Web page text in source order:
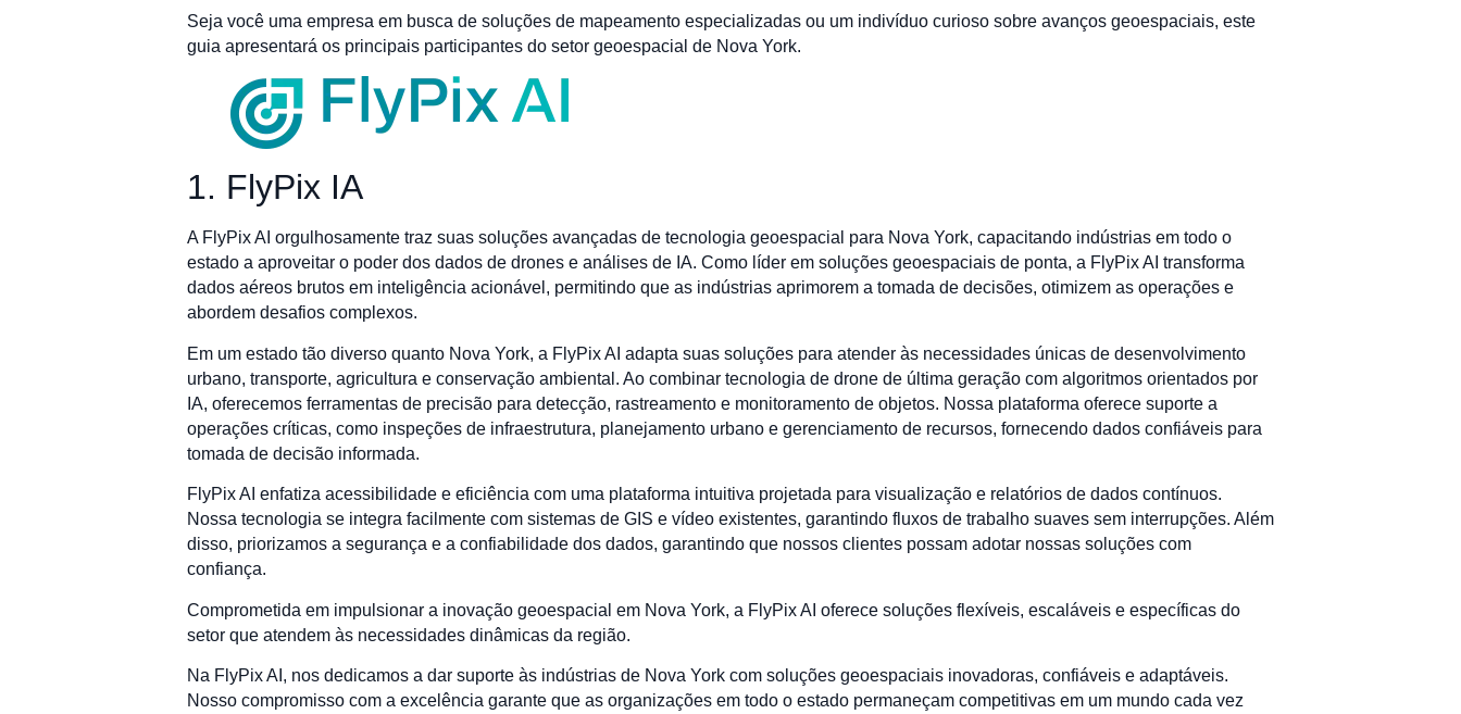
Seja você uma empresa em busca de soluções de mapeamento especializadas ou um indivíduo curioso sobre avanços geoespaciais, este
guia apresentará os principais participantes do setor geoespacial de Nova York.
1. FlyPix IA
A FlyPix AI orgulhosamente traz suas soluções avançadas de tecnologia geoespacial para Nova York, capacitando indústrias em todo o
estado a aproveitar o poder dos dados de drones e análises de IA. Como líder em soluções geoespaciais de ponta, a FlyPix AI transforma
dados aéreos brutos em inteligência acionável, permitindo que as indústrias aprimorem a tomada de decisões, otimizem as operações e
abordem desafios complexos.
Em um estado tão diverso quanto Nova York, a FlyPix AI adapta suas soluções para atender às necessidades únicas de desenvolvimento
urbano, transporte, agricultura e conservação ambiental. Ao combinar tecnologia de drone de última geração com algoritmos orientados por
IA, oferecemos ferramentas de precisão para detecção, rastreamento e monitoramento de objetos. Nossa plataforma oferece suporte a
operações críticas, como inspeções de infraestrutura, planejamento urbano e gerenciamento de recursos, fornecendo dados confiáveis para
tomada de decisão informada.
FlyPix AI enfatiza acessibilidade e eficiência com uma plataforma intuitiva projetada para visualização e relatórios de dados contínuos.
Nossa tecnologia se integra facilmente com sistemas de GIS e vídeo existentes, garantindo fluxos de trabalho suaves sem interrupções. Além
disso, priorizamos a segurança e a confiabilidade dos dados, garantindo que nossos clientes possam adotar nossas soluções com
confiança.
Comprometida em impulsionar a inovação geoespacial em Nova York, a FlyPix AI oferece soluções flexíveis, escaláveis e específicas do
setor que atendem às necessidades dinâmicas da região.
Na FlyPix AI, nos dedicamos a dar suporte às indústrias de Nova York com soluções geoespaciais inovadoras, confiáveis e adaptáveis.
Nosso compromisso com a excelência garante que as organizações em todo o estado permaneçam competitivas em um mundo cada vez